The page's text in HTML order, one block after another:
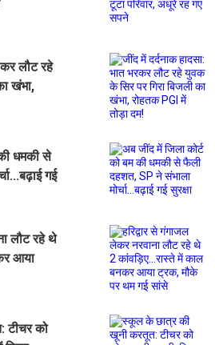
लौट रहे
खंभा,
धमकी से
गई
लौट रहे थे
आया
टीचर को